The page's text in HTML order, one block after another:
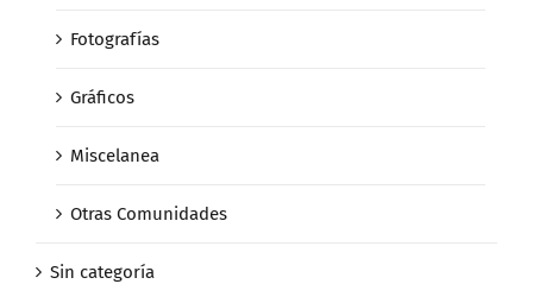
Fotografías
Gráficos
Miscelanea
Otras Comunidades
Sin categoría